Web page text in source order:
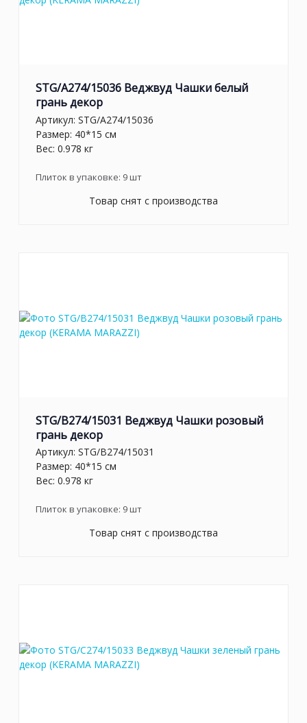
STG/A274/15036 Веджвуд Чашки белый
грань декор
Артикул: STG/A274/15036
Размер: 40*15 см
Вес: 0.978 кг
Плиток в упаковке: 9шт
Товар снят с производства
STG/B274/15031 Веджвуд Чашки розовый
грань декор
Артикул: STG/B274/15031
Размер: 40*15 см
Вес: 0.978 кг
Плиток в упаковке: 9шт
Товар снят с производства